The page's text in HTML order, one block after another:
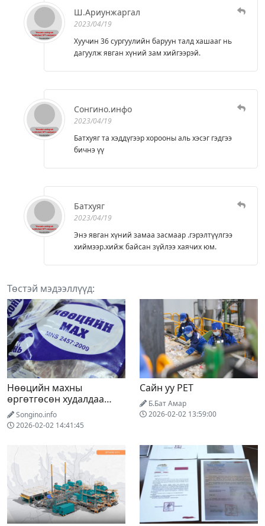
Ш.Ариунжаргал
2023/04/19
Хуучин 36 сургуулийн баруун талд хашааг нь
дагуулж явган хүний зам хийгээрэй.
Сонгино.инфо
2023/04/19
Батхуяг та хэддүгээр хорооны аль хэсэг гэдгээ
бичнэ үү
Батхуяг
2023/04/19
Энэ явган хүний замаа засмаар .гэрэлтүүлгээ
хиймээр.хийж байсан зүйлээ хаячих юм.
Төстэй мэдээллүүд:
Нөөцийн махны
өргөтгөсөн худалдаа
гарч эхэллээ
Songino.info
2026-02-02 14:41:45
Сайн уу PET
Б.Бат Амар
2026-02-02 13:59:00